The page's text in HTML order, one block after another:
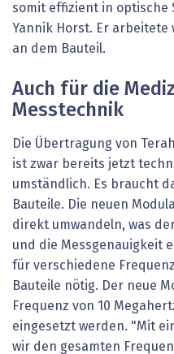
somit effizient in optische
Yannik Horst. Er
an dem Bauteil.
Auch für die
Messtechnik
Die Übertragung von
ist zwar bereits jetzt
umständlich. Es braucht
Bauteile. Die neuen
direkt umwandeln, was
und die Messgenauigkeit
für verschiedene
Bauteile nötig. Der neue
Frequenz von 10
eingesetzt werden. "Mit
wir den gesamten